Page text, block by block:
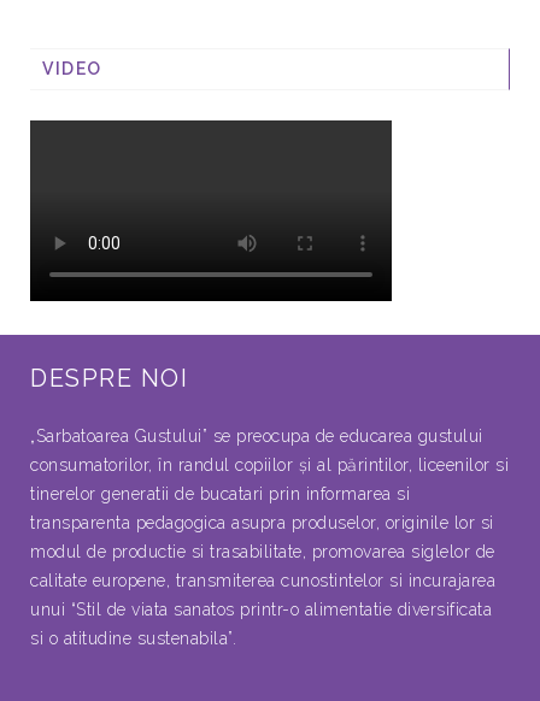
VIDEO
DESPRE NOI
„Sarbatoarea Gustului” se preocupa de educarea gustului
consumatorilor, în randul copiilor şi al părintilor, liceenilor si
tinerelor generatii de bucatari prin informarea si
transparenta pedagogica asupra produselor, originile lor si
modul de productie si trasabilitate, promovarea siglelor de
calitate europene, transmiterea cunostintelor si incurajarea
unui “Stil de viata sanatos printr-o alimentatie diversificata
si o atitudine sustenabila”.